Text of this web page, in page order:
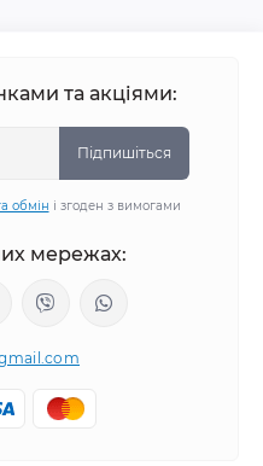
та акціями:
Підпишіться
обмін і згоден з вимогами
мережах: